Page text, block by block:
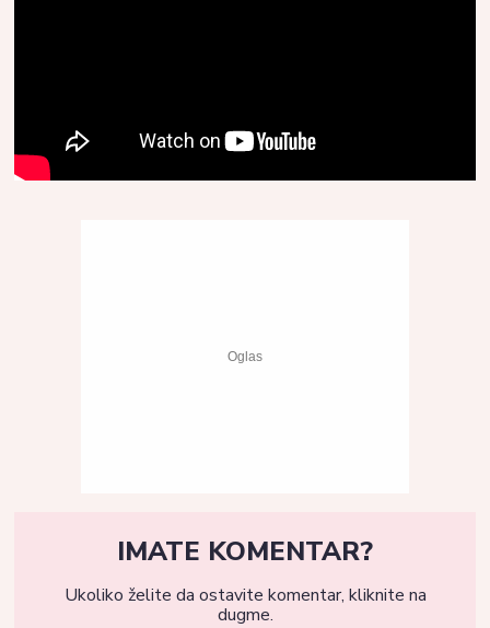
IMATE KOMENTAR?
Ukoliko želite da ostavite komentar, kliknite na
dugme.